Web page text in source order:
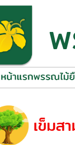
เข็ม